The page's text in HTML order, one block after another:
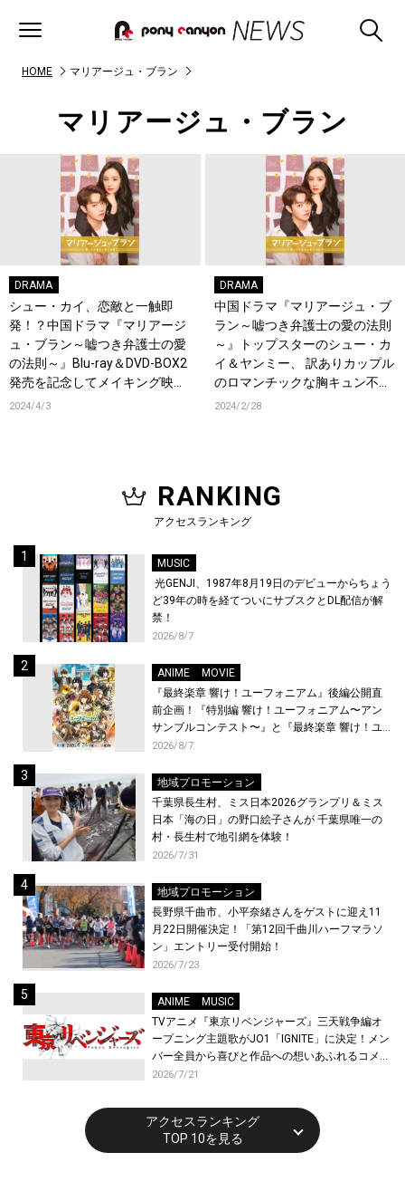
HOME マリアージュ・ブラン
マリアージュ・ブラン
DRAMA
シュー・カイ、恋敵と一触即
発！？中国ドラマ『マリアージ
ュ・ブラン～嘘つき弁護士の愛
の法則～』Blu-ray＆DVD-BOX2
発売を記念してメイキング映像
一部特別公開！
2024/4/3
DRAMA
中国ドラマ『マリアージュ・ブ
ラン～嘘つき弁護士の愛の法則
～』トップスターのシュー・カ
イ＆ヤンミー、 訳ありカップル
のロマンチックな胸キュン不可
避な場面写真一挙公開！
2024/2/28
RANKING
アクセスランキング
MUSIC
光GENJI、1987年8月19日のデビューからちょう
ど39年の時を経てついにサブスクとDL配信が解
禁！
2026/8/7
ANIME
MOVIE
『最終楽章 響け！ユーフォニアム』後編公開直
前企画！『特別編 響け！ユーフォニアム〜アン
サンブルコンテスト〜』と『最終楽章 響け！ユ
ーフォニアム』前編の一挙上映が決定！
2026/8/7
地域プロモーション
千葉県長生村、ミス日本2026グランプリ＆ミス
日本「海の日」の野口絵子さんが 千葉県唯一の
村・長生村で地引網を体験！
2026/7/31
地域プロモーション
長野県千曲市、小平奈緒さんをゲストに迎え11
月22日開催決定！「第12回千曲川ハーフマラソ
ン」エントリー受付開始！
2026/7/23
ANIME
MUSIC
TVアニメ『東京リベンジャーズ』三天戦争編オ
ープニング主題歌がJO1「IGNITE」に決定！メン
バー全員から喜びと作品への想いあふれるコメン
トが到着！9月に東京・大阪で先行上映会を開
2026/7/21
アクセスランキング
TOP 10を見る